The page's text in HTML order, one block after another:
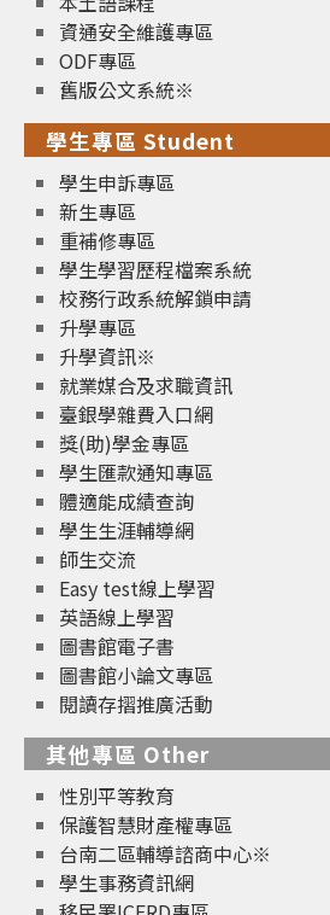
資通安全維護專區
ODF專區
舊版公文系統※
學生專區 Student
學生申訴專區
新生專區
重補修專區
學生學習歷程檔案系統
校務行政系統解鎖申請
升學專區
升學資訊※
就業媒合及求職資訊
臺銀學雜費入口網
獎(助)學金專區
學生匯款通知專區
體適能成績查詢
學生生涯輔導網
師生交流
Easy test線上學習
英語線上學習
圖書館電子書
圖書館小論文專區
閱讀存摺推廣活動
其他專區 Other
性別平等教育
保護智慧財產權專區
台南二區輔導諮商中心※
學生事務資訊網